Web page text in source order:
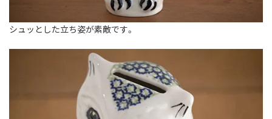
シュッとした立ち姿が素敵です。